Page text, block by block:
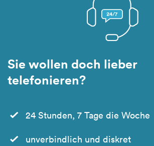
Sie wollen doch lieber
telefonieren?
24 Stunden, 7 Tage die Woche
unverbindlich und diskret